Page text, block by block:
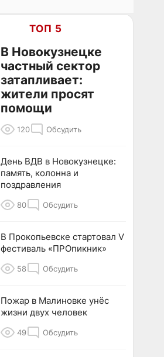
ТОП 5
В Новокузнецке
частный сектор
затапливает:
жители просят
помощи
120 Обсудить
День ВДВ в Новокузнецке:
память, колонна и
поздравления
80 Обсудить
В Прокопьевске стартовал V
фестиваль «ПРОпикник»
58 Обсудить
Пожар в Малиновке унёс
жизни двух человек
49 Обсудить